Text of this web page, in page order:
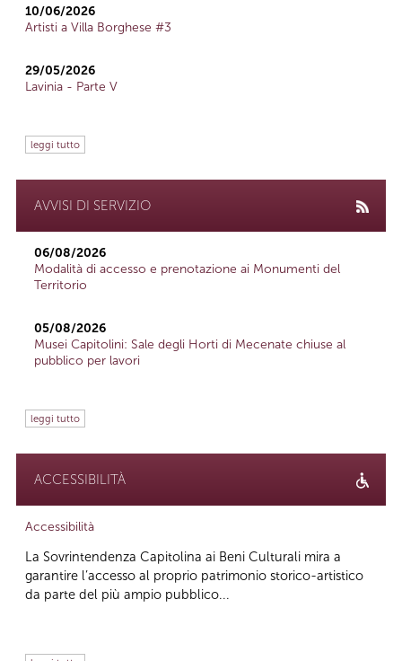
10/06/2026
Artisti a Villa Borghese #3
29/05/2026
Lavinia - Parte V
leggi tutto
AVVISI DI SERVIZIO
06/08/2026
Modalità di accesso e prenotazione ai Monumenti del
Territorio
05/08/2026
Musei Capitolini: Sale degli Horti di Mecenate chiuse al
pubblico per lavori
leggi tutto
ACCESSIBILITÀ
Accessibilità
La Sovrintendenza Capitolina ai Beni Culturali mira a
garantire l’accesso al proprio patrimonio storico-artistico
da parte del più ampio pubblico...